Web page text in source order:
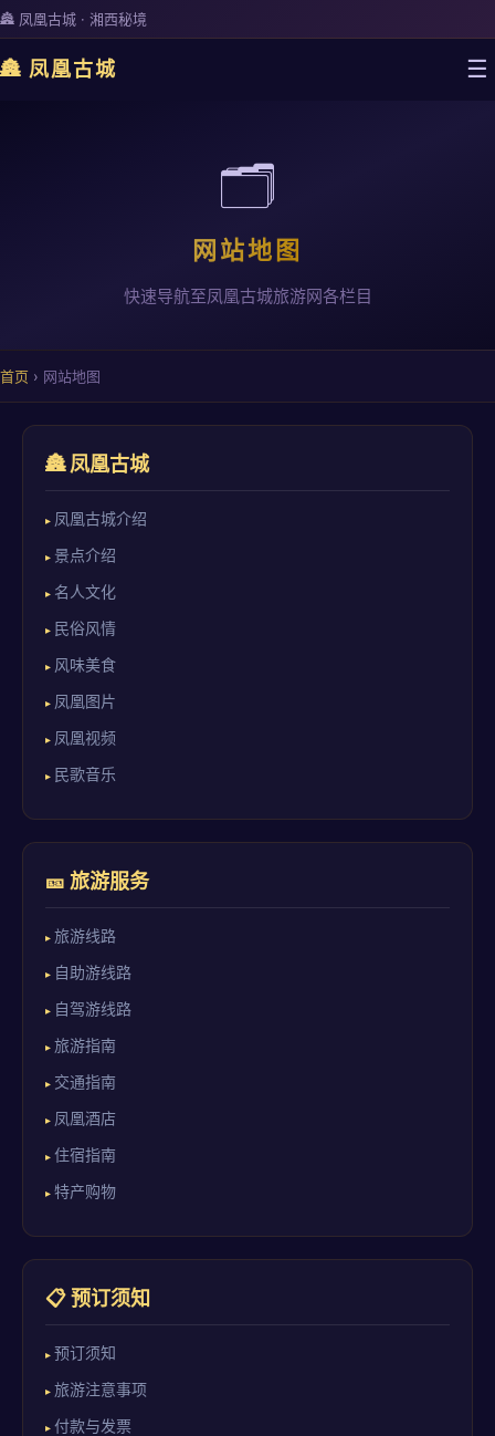
🏯 凤凰古城 · 湘西秘境
🏯 凤凰古城 ☰
🗂️
网站地图
快速导航至凤凰古城旅游网各栏目
首页 › 网站地图
🏯 凤凰古城
凤凰古城介绍
景点介绍
名人文化
民俗风情
风味美食
凤凰图片
凤凰视频
民歌音乐
🎫 旅游服务
旅游线路
自助游线路
自驾游线路
旅游指南
交通指南
凤凰酒店
住宿指南
特产购物
📋 预订须知
预订须知
旅游注意事项
付款与发票